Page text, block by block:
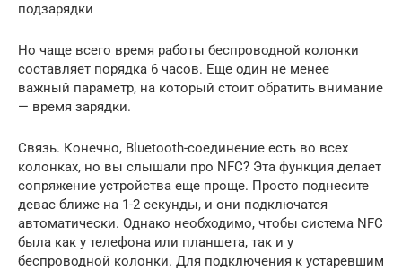
подзарядки
Но чаще всего время работы беспроводной колонки
составляет порядка 6 часов. Еще один не менее
важный параметр, на который стоит обратить внимание
— время зарядки.
Связь. Конечно, Bluetooth-соединение есть во всех
колонках, но вы слышали про NFC? Эта функция делает
сопряжение устройства еще проще. Просто поднесите
девас ближе на 1-2 секунды, и они подключатся
автоматически. Однако необходимо, чтобы система NFC
была как у телефона или планшета, так и у
беспроводной колонки. Для подключения к устаревшим